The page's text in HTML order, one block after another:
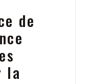
de
la